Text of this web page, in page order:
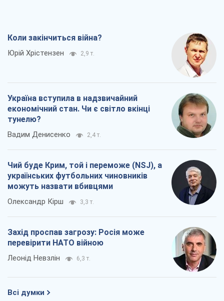
Коли закінчиться війна?
Юрій Хрістензен 2,9 т.
Україна вступила в надзвичайний
економічний стан. Чи є світло вкінці
тунелю?
Вадим Денисенко 2,4 т.
Чий буде Крим, той і переможе (NSJ), а
українських футбольних чиновників
можуть назвати вбивцями
Олександр Кірш 3,3 т.
Захід проспав загрозу: Росія може
перевірити НАТО війною
Леонід Невзлін 6,3 т.
Всі думки